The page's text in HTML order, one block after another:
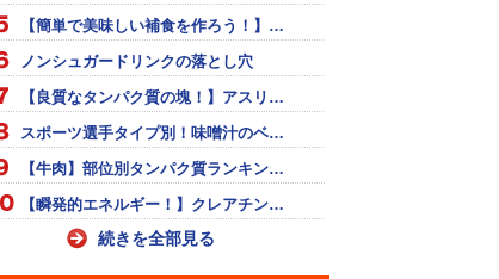
【簡単で美味しい補食を作ろう！】…
ノンシュガードリンクの落とし穴
【良質なタンパク質の塊！】アスリ…
スポーツ選手タイプ別！味噌汁のベ…
【牛肉】部位別タンパク質ランキン…
【瞬発的エネルギー！】クレアチン…
続きを全部見る